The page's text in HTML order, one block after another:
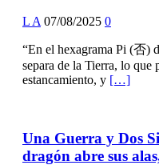
L A 07/08/2025 0
“En el hexagrama Pi (否)
separa de la Tierra, lo que
estancamiento, y […]
Una Guerra y Dos
dragón abre sus